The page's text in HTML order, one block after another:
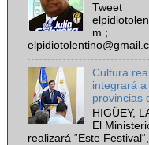
Tweet
m ;
Cultura
integrará
provincias
HIGÜEY,
El
realizará “Este